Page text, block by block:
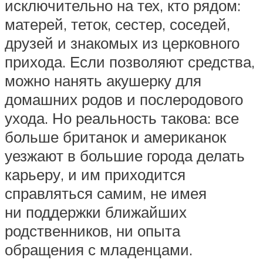
исключительно на тех, кто рядом:
матерей, теток, сестер, соседей,
друзей и знакомых из церковного
прихода. Если позволяют средства,
можно нанять акушерку для
домашних родов и послеродового
ухода. Но реальность такова: все
больше британок и американок
уезжают в большие города делать
карьеру, и им приходится
справляться самим, не имея
ни поддержки ближайших
родственников, ни опыта
обращения с младенцами.